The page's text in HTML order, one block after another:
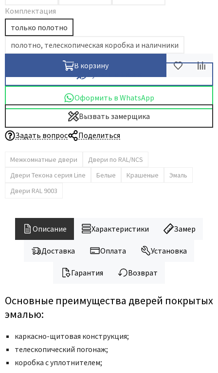
Dircode
Eclisse
El Porta
Fratelli Cattini
Fuaro
Griffwerk
HSU
Kapelli
Krona Koblenz
Legend
Line Doors
Milyana
Ofram
Optima Porte
Oro - Oro
Комплектация
только полотно
полотно, телескопическая коробка и наличники
В корзину
Оформить в WhatsApp
Вызвать замерщика
Задать вопрос
Поделиться
Межкомнатные двери
Двери по RAL/NCS
Двери Текона серия Line
Белые Крашеные
Эмаль
Двери RAL 9003
Описание Характеристики Замер
Доставка Оплата Установка
Гарантия Возврат
Основные преимущества дверей покрытых
эмалью:
каркасно-щитовая конструкция;
телескопический погонаж;
коробка с уплотнителем;